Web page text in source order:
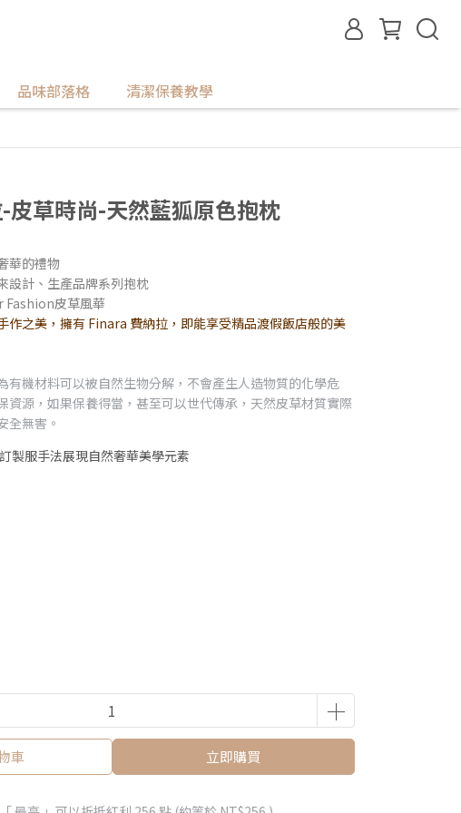
品味部落格 清潔保養教學
草時尚-天然藍狐原色抱枕
華的禮物
設計、生產品牌系列抱枕
Fashion皮草風華
作之美，擁有 Finara 費納拉，即能享受精品渡假飯店般的美
有機材料可以被自然生物分解，不會產生人造物質的化學危
資源，如果保養得當，甚至可以世代傳承，天然皮草材質實際
全無害。
製服手法展現自然奢華美學元素
車 立即購買